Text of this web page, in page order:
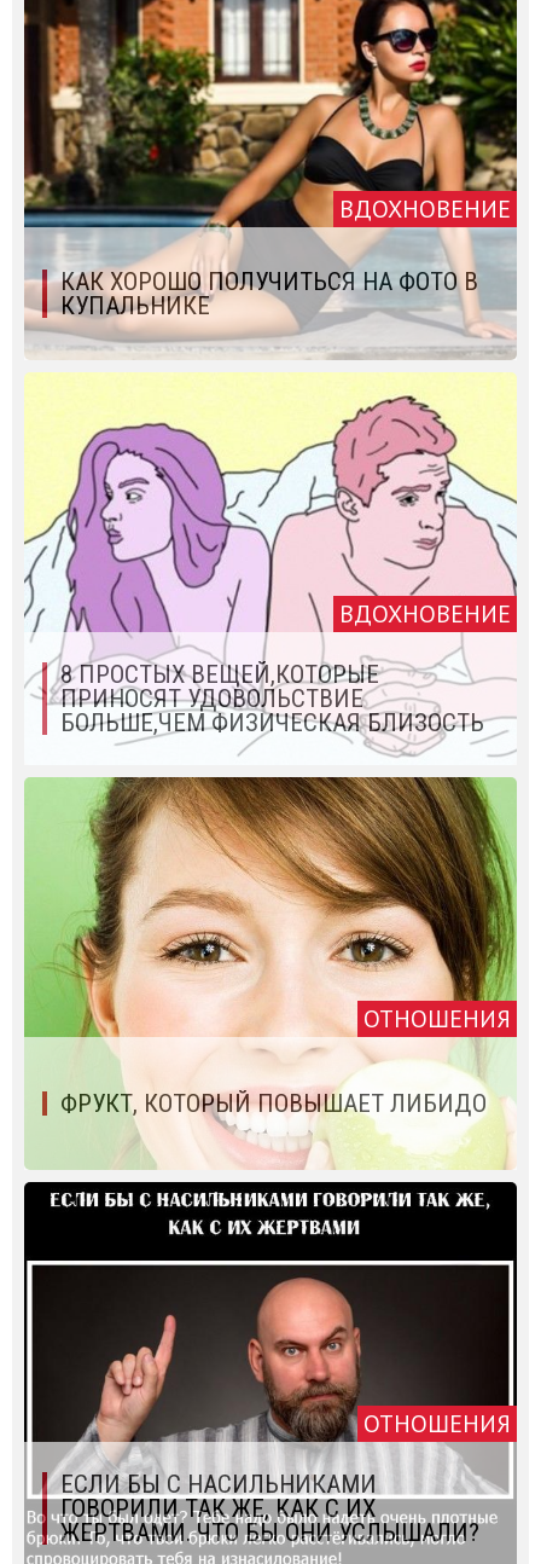
ВДОХНОВЕНИЕ
КАК ХОРОШО ПОЛУЧИТЬСЯ НА ФОТО В
КУПАЛЬНИКЕ
ВДОХНОВЕНИЕ
8 ПРОСТЫХ ВЕЩЕЙ,КОТОРЫЕ
ПРИНОСЯТ УДОВОЛЬСТВИЕ
БОЛЬШЕ,ЧЕМ ФИЗИЧЕСКАЯ БЛИЗОСТЬ
ОТНОШЕНИЯ
ФРУКТ, КОТОРЫЙ ПОВЫШАЕТ ЛИБИДО
ОТНОШЕНИЯ
ЕСЛИ БЫ С НАСИЛЬНИКАМИ
ГОВОРИЛИ ТАК ЖЕ, КАК С ИХ
ЖЕРТВАМИ. ЧТО БЫ ОНИ УСЛЫШАЛИ?